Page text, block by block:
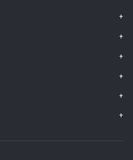
+
+
+
+
+
+